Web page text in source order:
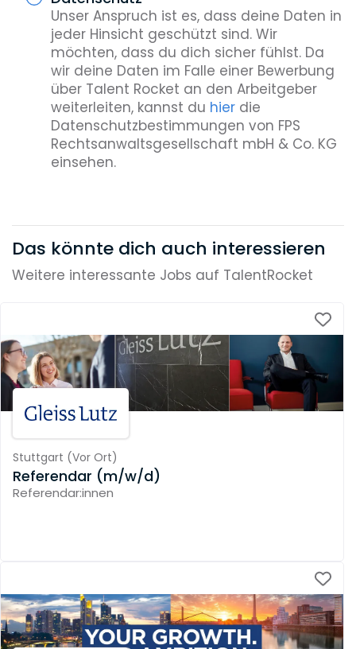
Unser Anspruch ist es, dass deine Daten in
jeder Hinsicht geschützt sind. Wir
möchten, dass du dich sicher fühlst. Da
wir deine Daten im Falle einer Bewerbung
über Talent Rocket an den Arbeitgeber
weiterleiten, kannst du hierdie
Datenschutzbestimmungen von FPS
Rechtsanwaltsgesellschaft mbH & Co. KG
einsehen.
Das könnte dich auch interessieren
Weitere interessante Jobs auf TalentRocket
Stuttgart (Vor Ort)
Referendar (m/w/d)
Referendar:innen